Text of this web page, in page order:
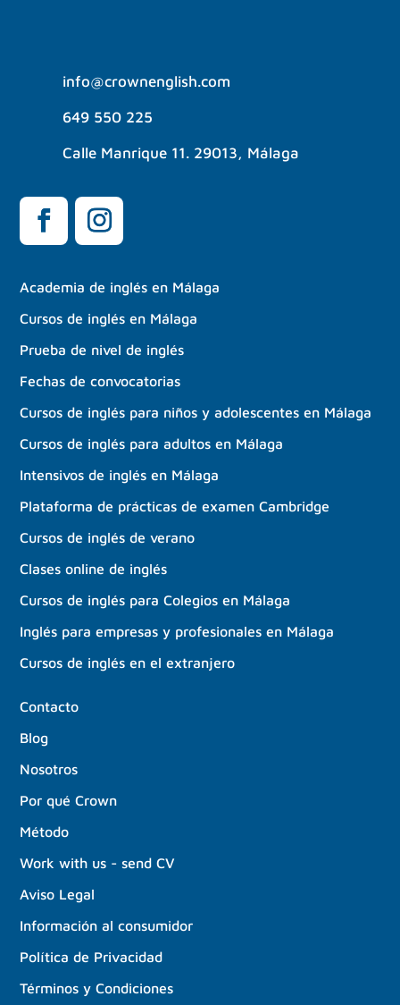
info@crownenglish.com
649 550 225
Calle Manrique 11. 29013, Málaga
Academia de inglés en Málaga
Cursos de inglés en Málaga
Prueba de nivel de inglés
Fechas de convocatorias
Cursos de inglés para niños y adolescentes en Málaga
Cursos de inglés para adultos en Málaga
Intensivos de inglés en Málaga
Plataforma de prácticas de examen Cambridge
Cursos de inglés de verano
Clases online de inglés
Cursos de inglés para Colegios en Málaga
Inglés para empresas y profesionales en Málaga
Cursos de inglés en el extranjero
Contacto
Blog
Nosotros
Por qué Crown
Método
Work with us - send CV
Aviso Legal
Información al consumidor
Política de Privacidad
Términos y Condiciones